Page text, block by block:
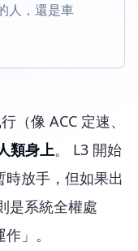
人，還是車
（像 ACC 定速、
類身上。 L3 開始
放手，但如果出
是系統全權處
」。